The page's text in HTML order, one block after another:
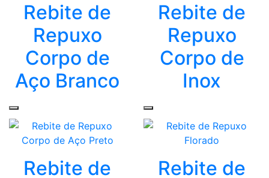
Rebite de
Repuxo
Corpo de
Aço Branco
Rebite de
Repuxo
Corpo de
Inox
Rebite de
Rebite de